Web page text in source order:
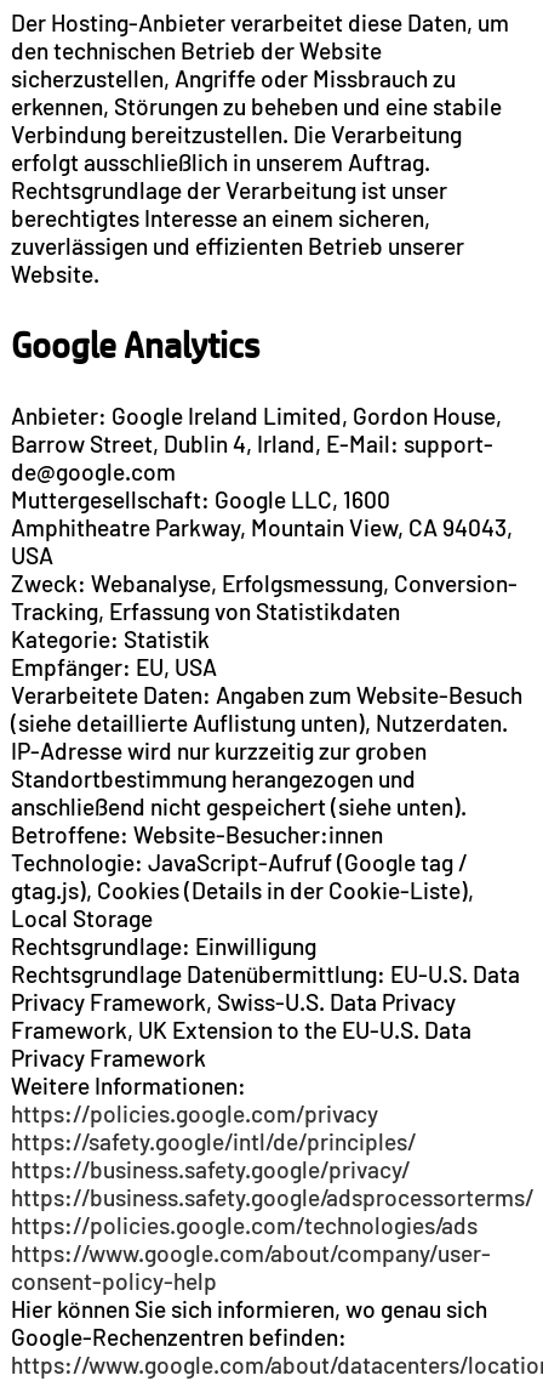
Der Hosting-Anbieter verarbeitet diese Daten, um
den technischen Betrieb der Website
sicherzustellen, Angriffe oder Missbrauch zu
erkennen, Störungen zu beheben und eine stabile
Verbindung bereitzustellen. Die Verarbeitung
erfolgt ausschließlich in unserem Auftrag.
Rechtsgrundlage der Verarbeitung ist unser
berechtigtes Interesse an einem sicheren,
zuverlässigen und effizienten Betrieb unserer
Website.
Google Analytics
Anbieter: Google Ireland Limited, Gordon House,
Barrow Street, Dublin 4, Irland, E-Mail: support-
de@google.com
Muttergesellschaft: Google LLC, 1600
Amphitheatre Parkway, Mountain View, CA 94043,
USA
Zweck: Webanalyse, Erfolgsmessung, Conversion-
Tracking, Erfassung von Statistikdaten
Kategorie: Statistik
Empfänger: EU, USA
Verarbeitete Daten: Angaben zum Website-Besuch
(siehe detaillierte Auflistung unten), Nutzerdaten.
IP-Adresse wird nur kurzzeitig zur groben
Standortbestimmung herangezogen und
anschließend nicht gespeichert (siehe unten).
Betroffene: Website-Besucher:innen
Technologie: JavaScript-Aufruf (Google tag /
gtag.js), Cookies (Details in der Cookie-Liste),
Local Storage
Rechtsgrundlage: Einwilligung
Rechtsgrundlage Datenübermittlung: EU-U.S. Data
Privacy Framework, Swiss-U.S. Data Privacy
Framework, UK Extension to the EU-U.S. Data
Privacy Framework
Weitere Informationen:
https://policies.google.com/privacy
https://safety.google/intl/de/principles/
https://business.safety.google/privacy/
https://business.safety.google/adsprocessorterms/
https://policies.google.com/technologies/ads
https://www.google.com/about/company/user-
consent-policy-help
Hier können Sie sich informieren, wo genau sich
Google-Rechenzentren befinden:
https://www.google.com/about/datacenters/